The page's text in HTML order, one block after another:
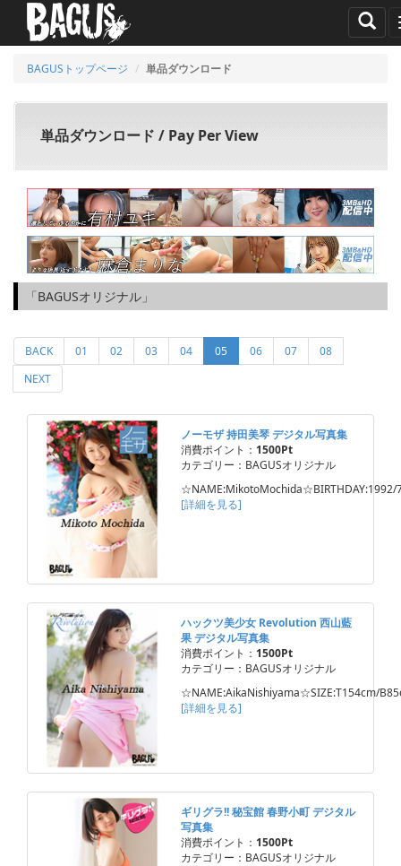
BAGUSトップページ 単品ダウンロード
単品ダウンロード / Pay Per View
「BAGUSオリジナル」
BACK 01 02 03 04 05 (current)
06 07
08
NEXT
ノーモザ 持田美琴 デジタル写真集
消費ポイント： 1500Pt
カテゴリー：BAGUSオリジナル
[詳細を見る]
ハックツ美少女 Revolution 西山藍
果 デジタル写真集
消費ポイント： 1500Pt
カテゴリー：BAGUSオリジナル
☆NAME:AikaNishiyama☆SIZE:T154cm/
[詳細を見る]
ギリグラ!! 秘宝館 春野小町 デジタル
写真集
消費ポイント： 1500Pt
カテゴリー：BAGUSオリジナル